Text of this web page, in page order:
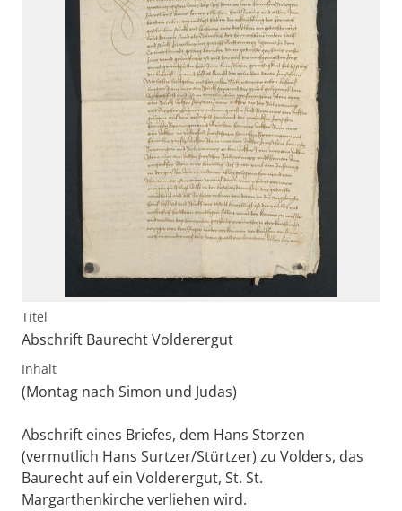
Titel
Abschrift Baurecht Volderergut
Inhalt
(Montag nach Simon und Judas)
Abschrift eines Briefes, dem Hans Storzen
(vermutlich Hans Surtzer/Stürtzer) zu Volders, das
Baurecht auf ein Volderergut, St. St.
Margarthenkirche verliehen wird.